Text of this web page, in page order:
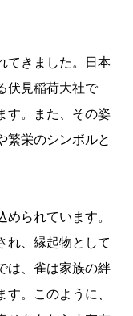
てきました。日本
伏見稲荷大社で
す。また、その姿
繁栄のシンボルと
られています。
れ、縁起物として
は、雀は家族の絆
。このように、